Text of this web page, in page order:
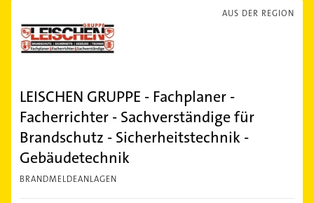
AUS DER REGION
LEISCHEN GRUPPE - Fachplaner -
Facherrichter - Sachverständige für
Brandschutz - Sicherheitstechnik -
Gebäudetechnik
BRANDMELDEANLAGEN